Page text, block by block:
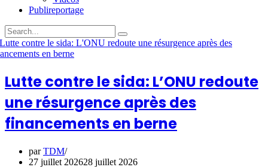
Publireportage
Lutte contre le sida: L’ONU redoute
une résurgence après des
financements en berne
parTDM
27 juillet 202628 juillet 2026